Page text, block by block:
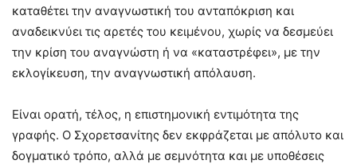
καταθέτει την αναγνωστική του ανταπόκριση και
αναδεικνύει τις αρετές του κειμένου, χωρίς να δεσμεύει
την κρίση του αναγνώστη ή να «καταστρέφει», με την
εκλογίκευση, την αναγνωστική απόλαυση.
Είναι ορατή, τέλος, η επιστημονική εντιμότητα της
γραφής. Ο Σχορετσανίτης δεν εκφράζεται με απόλυτο και
δογματικό τρόπο, αλλά με σεμνότητα και με υποθέσεις